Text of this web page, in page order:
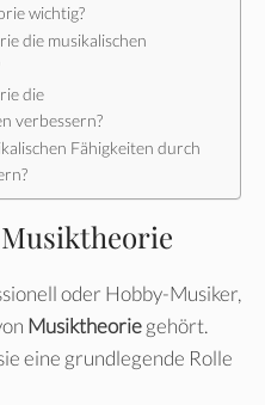
wichtig?
die musikalischen
die
verbessern?
Fähigkeiten durch
oder Hobby-Musiker,
Musiktheoriegehört.
eine grundlegende Rolle